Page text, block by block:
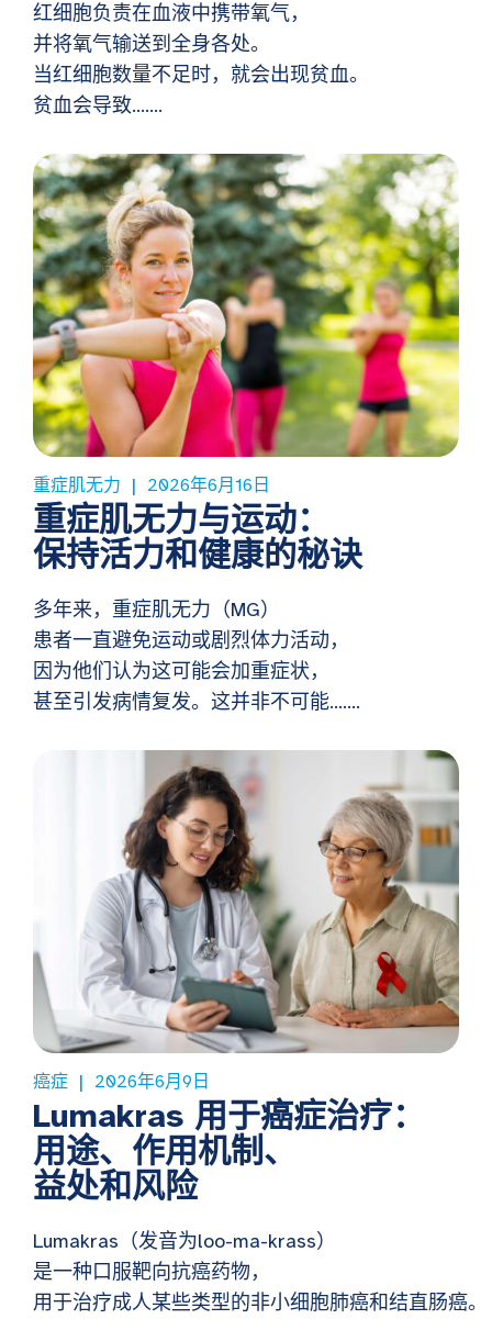
红细胞负责在血液中携带氧气，
并将氧气输送到全身各处。
当红细胞数量不足时，就会出现贫血。
贫血会导致…….
重症肌无力 2026年6月16日
重症肌无力与运动：
保持活力和健康的秘诀
多年来，重症肌无力（MG）
患者一直避免运动或剧烈体力活动，
因为他们认为这可能会加重症状，
甚至引发病情复发。这并非不可能…….
癌症 2026年6月9日
Lumakras 用于癌症治疗：
用途、作用机制、
益处和风险
Lumakras（发音为loo-ma-krass）
是一种口服靶向抗癌药物，
用于治疗成人某些类型的非小细胞肺癌和结直肠癌。